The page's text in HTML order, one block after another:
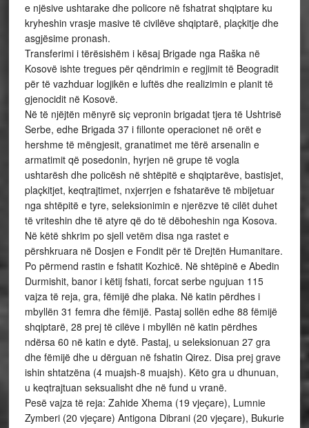
e njësive ushtarake dhe policore në fshatrat shqiptare ku
kryheshin vrasje masive të civilëve shqiptarë, plaçkitje dhe
asgjësime pronash.
Transferimi i tërësishëm i kësaj Brigade nga Raška në
Kosovë ishte tregues për qëndrimin e regjimit të Beogradit
për të vazhduar logjikën e luftës dhe realizimin e planit të
gjenocidit në Kosovë.
Në të njëjtën mënyrë siç vepronin brigadat tjera të Ushtrisë
Serbe, edhe Brigada 37 i fillonte operacionet në orët e
hershme të mëngjesit, granatimet me tërë arsenalin e
armatimit që posedonin, hyrjen në grupe të vogla
ushtarësh dhe policësh në shtëpitë e shqiptarëve, bastisjet,
plaçkitjet, keqtrajtimet, nxjerrjen e fshatarëve të mbijetuar
nga shtëpitë e tyre, seleksionimin e njerëzve të cilët duhet
të vriteshin dhe të atyre që do të dëboheshin nga Kosova.
Në këtë shkrim po sjell vetëm disa nga rastet e
përshkruara në Dosjen e Fondit për të Drejtën Humanitare.
Po përmend rastin e fshatit Kozhicë. Në shtëpinë e Abedin
Durmishit, banor i këtij fshati, forcat serbe ngujuan 115
vajza të reja, gra, fëmijë dhe plaka. Në katin përdhes i
mbyllën 31 femra dhe fëmijë. Pastaj sollën edhe 88 fëmijë
shqiptarë, 28 prej të cilëve i mbyllën në katin përdhes
ndërsa 60 në katin e dytë. Pastaj, u seleksionuan 27 gra
dhe fëmijë dhe u dërguan në fshatin Qirez. Disa prej grave
ishin shtatzëna (4 muajsh-8 muajsh). Këto gra u dhunuan,
u keqtrajtuan seksualisht dhe në fund u vranë.
Pesë vajza të reja: Zahide Xhema (19 vjeçare), Lumnie
Zymberi (20 vjeçare) Antigona Dibrani (20 vjeçare), Bukurie